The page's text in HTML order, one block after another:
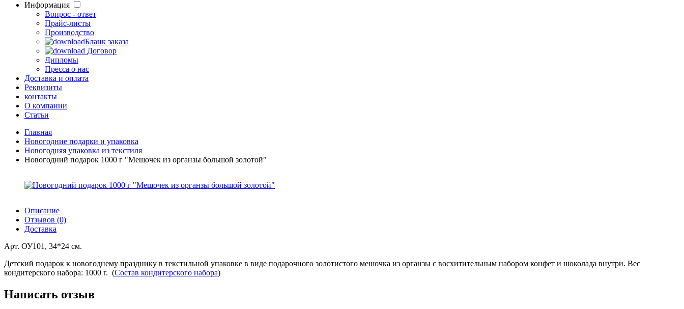
Информация
Вопрос - ответ
Прайс-листы
Производство
Бланк заказа
Договор
Дипломы
Пресса о нас
Доставка и оплата
Реквизиты
контакты
О компании
Статьи
Главная
Новогодние подарки и упаковка
Новогодняя упаковка из текстиля
Новогодний подарок 1000 г "Мешочек из органзы большой золотой"
Описание
Отзывов (0)
Доставка
Арт. ОУ101, 34*24 см.
Детский подарок к новогоднему празднику в текстильной упаковке в виде подарочного золотистого мешочка из органзы с восхитительным набором конфет и шоколада внутри. Вес
кондитерского набора: 1000 г. (Состав кондитерского набора)
Написать отзыв